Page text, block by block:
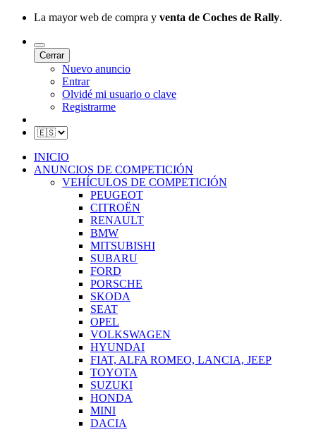
La mayor web de compra y venta de Coches de Rally.
Cerrar
Nuevo anuncio
Entrar
Olvidé mi usuario o clave
Registrarme
INICIO
ANUNCIOS DE COMPETICIÓN
VEHÍCULOS DE COMPETICIÓN
PEUGEOT
CITROËN
RENAULT
BMW
MITSUBISHI
SUBARU
FORD
PORSCHE
SKODA
SEAT
OPEL
VOLKSWAGEN
HYUNDAI
FIAT, ALFA ROMEO, LANCIA, JEEP
TOYOTA
SUZUKI
HONDA
MINI
DACIA